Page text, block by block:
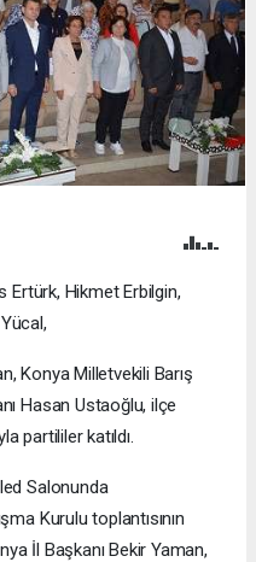
Ertürk, Hikmet Erbilgin,
Konya Milletvekili Barış
Hasan Ustaoğlu, ilçe
partililer katıldı.
Salonunda
Kurulu toplantısının
İl Başkanı Bekir Yaman,